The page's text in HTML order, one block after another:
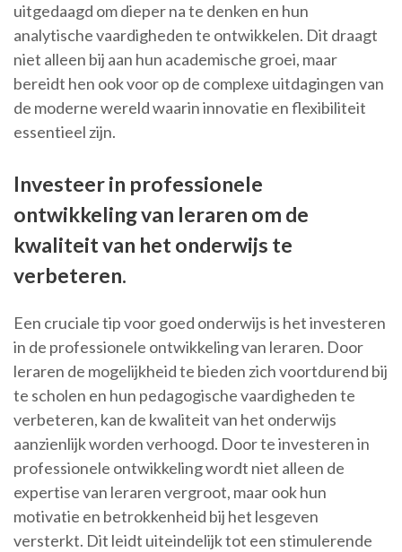
uitgedaagd om dieper na te denken en hun
analytische vaardigheden te ontwikkelen. Dit draagt
niet alleen bij aan hun academische groei, maar
bereidt hen ook voor op de complexe uitdagingen van
de moderne wereld waarin innovatie en flexibiliteit
essentieel zijn.
Investeer in professionele
ontwikkeling van leraren om de
kwaliteit van het onderwijs te
verbeteren.
Een cruciale tip voor goed onderwijs is het investeren
in de professionele ontwikkeling van leraren. Door
leraren de mogelijkheid te bieden zich voortdurend bij
te scholen en hun pedagogische vaardigheden te
verbeteren, kan de kwaliteit van het onderwijs
aanzienlijk worden verhoogd. Door te investeren in
professionele ontwikkeling wordt niet alleen de
expertise van leraren vergroot, maar ook hun
motivatie en betrokkenheid bij het lesgeven
versterkt. Dit leidt uiteindelijk tot een stimulerende